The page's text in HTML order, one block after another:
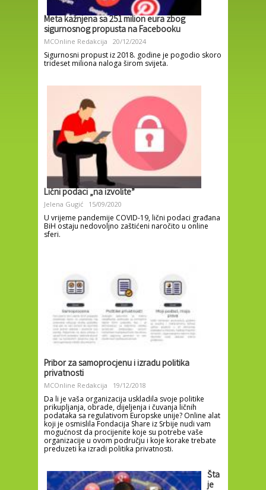
Meta kažnjena sa 251 milion eura zbog
sigurnosnog propusta na Facebooku
MCOnline Redakcija 20/12/2024
Sigurnosni propust iz 2018. godine je pogodio skoro
trideset miliona naloga širom svijeta.
Lični podaci „na izvolite”
Jelena Gugić 15/09/2020
U vrijeme pandemije COVID-19, lični podaci građana
BiH ostaju nedovoljno zaštićeni naročito u online
sferi.
Pribor za samoprocjenu i izradu politika
privatnosti
MCOnline Redakcija 19/12/2018
Da li je vaša organizacija uskladila svoje politike
prikupljanja, obrade, dijeljenja i čuvanja ličnih
podataka sa regulativom Europske unije? Online alat
koji je osmislila Fondacija Share iz Srbije nudi vam
mogućnost da procijenite koje su potrebe vaše
organizacije u ovom području i koje korake trebate
preduzeti ka izradi politika privatnosti.
Šta
je